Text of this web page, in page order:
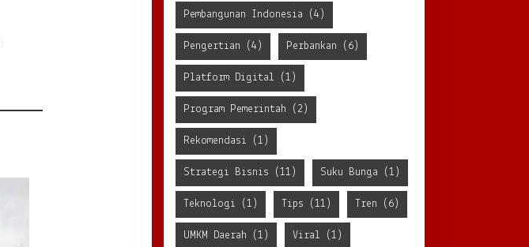
Pembangunan Indonesia (4)
Pengertian (4) Perbankan (6)
Platform Digital (1)
Program Pemerintah (2)
Rekomendasi (1)
Strategi Bisnis (11) Suku Bunga (1)
Teknologi (1) Tips (11) Tren (6)
UMKM Daerah (1) Viral (1)